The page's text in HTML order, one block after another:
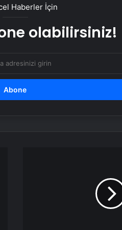
Sağlık Eş
14.14 Saat
Saatlerin
Haberler İçin
olabilirsiniz!